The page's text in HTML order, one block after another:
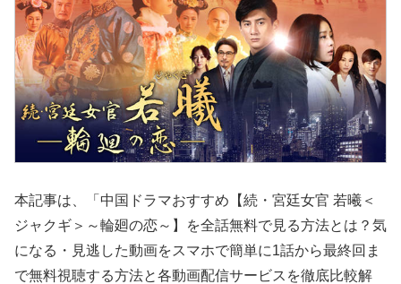
本記事は、「中国ドラマおすすめ【続・宮廷女官 若曦＜
ジャクギ＞～輪廻の恋～】を全話無料で見る方法とは？気
になる・見逃した動画をスマホで簡単に1話から最終回ま
で無料視聴する方法と各動画配信サービスを徹底比較解